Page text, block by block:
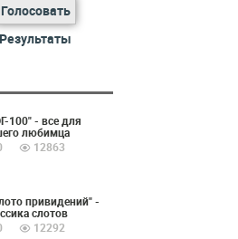
Голосовать
Результаты
100" - все для
любимца
12863
привидений" -
слотов
12292